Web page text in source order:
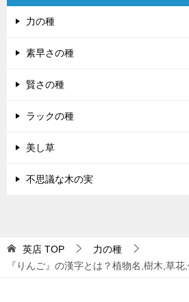
力の種
素早さの種
賢さの種
ラックの種
美し草
不思議な木の実
英店 TOP
力の種
『りんご』の漢字とは？植物名,樹木,草